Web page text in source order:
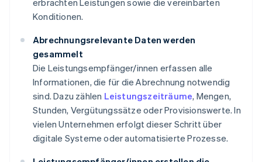
erbrachten Leistungen sowie die vereinbarten
Konditionen.
Abrechnungsrelevante Daten werden
gesammelt
Die Leistungsempfänger/innen erfassen alle
Informationen, die für die Abrechnung notwendig
sind. Dazu zählen Leistungszeiträume, Mengen,
Stunden, Vergütungssätze oder Provisionswerte. In
vielen Unternehmen erfolgt dieser Schritt über
digitale Systeme oder automatisierte Prozesse.